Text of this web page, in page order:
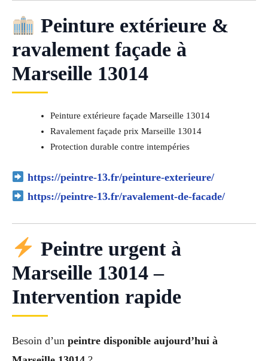
Peinture extérieure &
ravalement façade à
Marseille 13014
Peinture extérieure façade Marseille 13014
Ravalement façade prix Marseille 13014
Protection durable contre intempéries
https://peintre-13.fr/peinture-exterieure/
https://peintre-13.fr/ravalement-de-facade/
Peintre urgent à
Marseille 13014 –
Intervention rapide
Besoin d’un peintre disponible aujourd’hui à